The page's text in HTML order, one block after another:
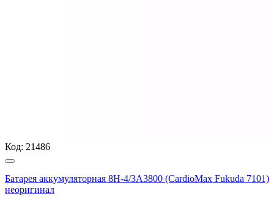
Код: 21486
Батарея аккумуляторная 8H-4/3A3800 (CardioMax Fukuda 7101)
неоригинал